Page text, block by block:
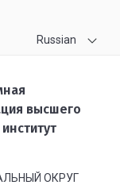
Russian
высшего
ОКРУГ